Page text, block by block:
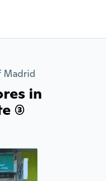
Madrid
in
(3)